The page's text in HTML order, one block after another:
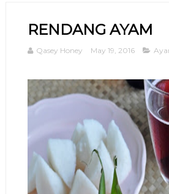
RENDANG AYAM
Qasey Honey May 19, 2016